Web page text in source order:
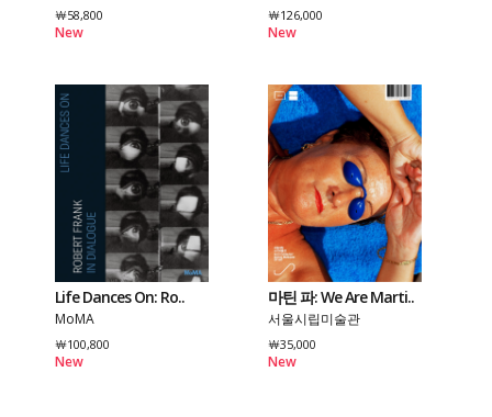
￦58,800
New
￦126,000
New
Life Dances On: Ro..
MoMA
￦100,800
New
마틴 파: We Are Marti..
서울시립미술관
￦35,000
New